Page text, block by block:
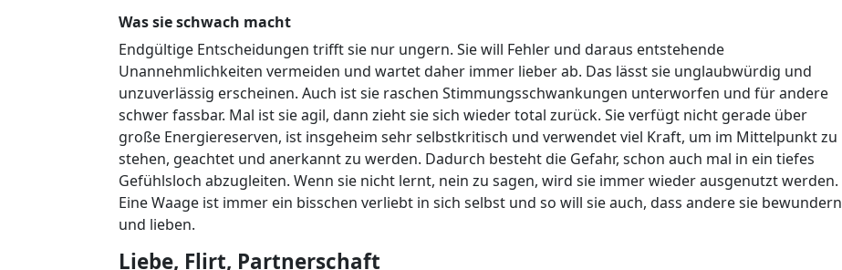
Was sie schwach macht
Endgültige Entscheidungen trifft sie nur ungern. Sie will Fehler und daraus entstehende
Unannehmlichkeiten vermeiden und wartet daher immer lieber ab. Das lässt sie unglaubwürdig und
unzuverlässig erscheinen. Auch ist sie raschen Stimmungsschwankungen unterworfen und für andere
schwer fassbar. Mal ist sie agil, dann zieht sie sich wieder total zurück. Sie verfügt nicht gerade über
große Energiereserven, ist insgeheim sehr selbstkritisch und verwendet viel Kraft, um im Mittelpunkt zu
stehen, geachtet und anerkannt zu werden. Dadurch besteht die Gefahr, schon auch mal in ein tiefes
Gefühlsloch abzugleiten. Wenn sie nicht lernt, nein zu sagen, wird sie immer wieder ausgenutzt werden.
Eine Waage ist immer ein bisschen verliebt in sich selbst und so will sie auch, dass andere sie bewundern
und lieben.
Liebe, Flirt, Partnerschaft